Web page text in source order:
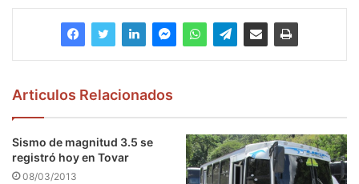
Articulos Relacionados
Sismo de magnitud 3.5 se
registró hoy en Tovar
08/03/2013